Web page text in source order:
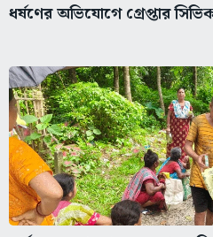
ধর্ষণের অভিযোগে গ্রেপ্তার